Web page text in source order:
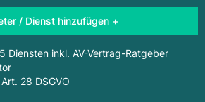
/ Dienst hinzufügen +
Diensten inkl. AV-Vertrag-Ratgeber
28 DSGVO